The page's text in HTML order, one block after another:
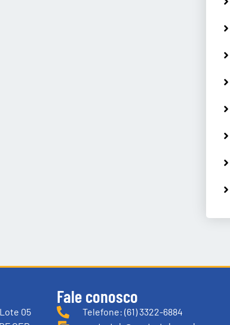
Lote 05
Fale conosco
Telefone: (61) 3322-6884